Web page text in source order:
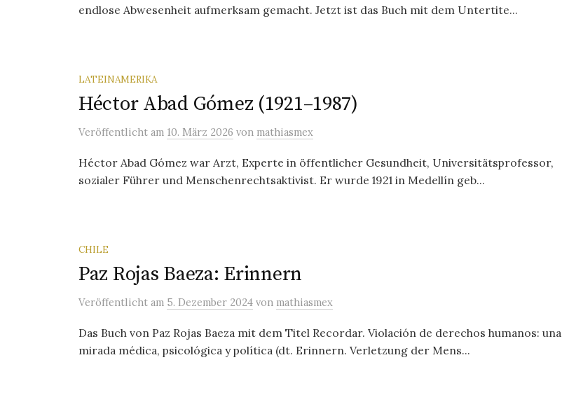
endlose Abwesenheit aufmerksam gemacht. Jetzt ist das Buch mit dem Untertite...
LATEINAMERIKA
Héctor Abad Gómez (1921–1987)
Veröffentlicht am 10. März 2026 von mathiasmex
Héctor Abad Gómez war Arzt, Experte in öffentlicher Gesundheit, Universitätsprofessor,
sozialer Führer und Menschenrechtsaktivist. Er wurde 1921 in Medellín geb...
CHILE
Paz Rojas Baeza: Erinnern
Veröffentlicht am 5. Dezember 2024 von mathiasmex
Das Buch von Paz Rojas Baeza mit dem Titel Recordar. Violación de derechos humanos: una
mirada médica, psicológica y política (dt. Erinnern. Verletzung der Mens...